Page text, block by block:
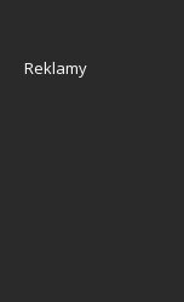
Reklamy